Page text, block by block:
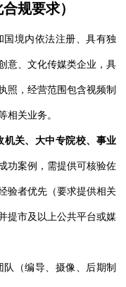
规要求）
境内依法注册、具有独
意、文化传媒类企业，具
照，经营范围包含视频制
相关业务。
机关、大中专院校、事业
功案例，需提供可核验佐
验者优先（要求提供相关
提市及以上公共平台或媒
（编导、摄像、后期制